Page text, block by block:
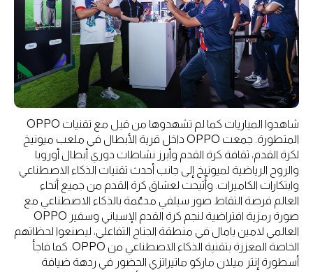
شاهدوا المباريات كما لم تشهدوها من قبل مع تقنيات OPPO
المتطورة. جمعت OPPO داخل قرية الأبطال في ملعب ميونيخ
لكرة القدم، ثقافة كرة القدم وأبرز نشاطات دوري أبطال أوروبا
والروح الرياضية لميونيخ إلى جانب أحدث تقنيات الذكاء الاصطناعي
وابتكارات الكاميرات. وأُتيحت لعشاق كرة القدم من جميع أنحاء
العالم فرصة التقاط صور سيلفي مدعّمة بالذكاء الاصطناعي مع
صورة رمزية افتراضية لنجم كرة القدم الإسباني وسفير OPPO
العالمي لامين يامال في منطقة الجناح التفاعلي، ليصنعوا لحظاتهم
الخاصة المعززة بتقنية الذكاء الاصطناعي من OPPO. كما فاجأ
أسطورة إنتر ميلان ماركو ماتيراتزي الحضور في ردهة ضيافة